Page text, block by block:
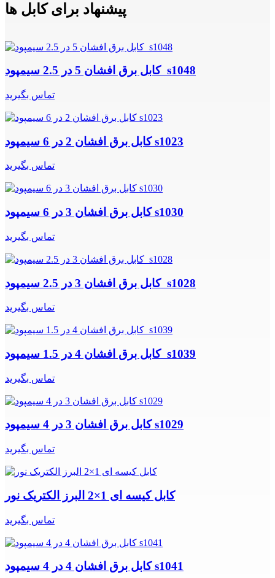
پیشنهاد برای کابل ها
کابل برق افشان 5 در 2.5 سیمپود s1048
تماس بگیرید
کابل برق افشان 2 در 6 سیمپود s1023
تماس بگیرید
کابل برق افشان 3 در 6 سیمپود s1030
تماس بگیرید
کابل برق افشان 3 در 2.5 سیمپود s1028
تماس بگیرید
کابل برق افشان 4 در 1.5 سیمپود s1039
تماس بگیرید
کابل برق افشان 3 در 4 سیمپود s1029
تماس بگیرید
کابل کیسه ای 1×2 البرز الکتریک نور
تماس بگیرید
کابل برق افشان 4 در 4 سیمپود s1041